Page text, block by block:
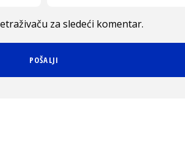
za sledeći komentar.